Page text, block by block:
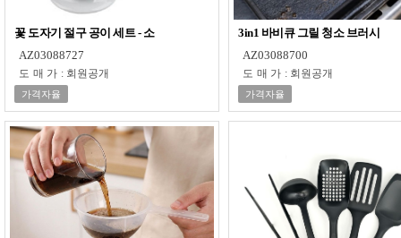
꽃 도자기 절구 공이 세트 - 소
AZ03088727
도매가 : 회원공개
가격자율
3in1 바비큐 그릴 청소 브러시
AZ03088700
도매가 : 회원공개
가격자율